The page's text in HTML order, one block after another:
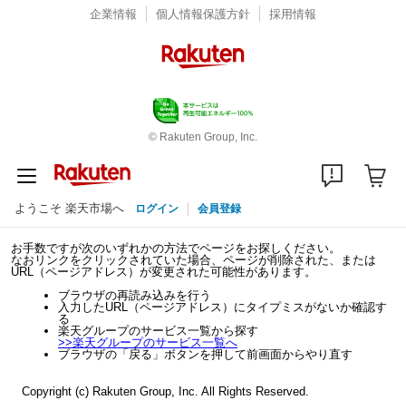
企業情報 個人情報保護方針 採用情報
© Rakuten Group, Inc.
ようこそ 楽天市場へ ログイン 会員登録
お手数ですが次のいずれかの方法でページをお探しください。
なおリンクをクリックされていた場合、ページが削除された、または
URL（ページアドレス）が変更された可能性があります。
ブラウザの再読み込みを行う
入力したURL（ページアドレス）にタイプミスがないか確認す
る
楽天グループのサービス一覧から探す
>>楽天グループのサービス一覧へ
ブラウザの「戻る」ボタンを押して前画面からやり直す
Copyright (c) Rakuten Group, Inc. All Rights Reserved.